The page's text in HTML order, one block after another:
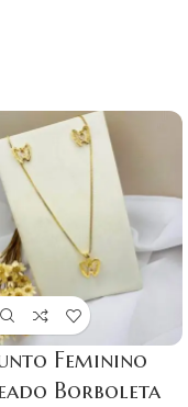
Feminino
Borboleta